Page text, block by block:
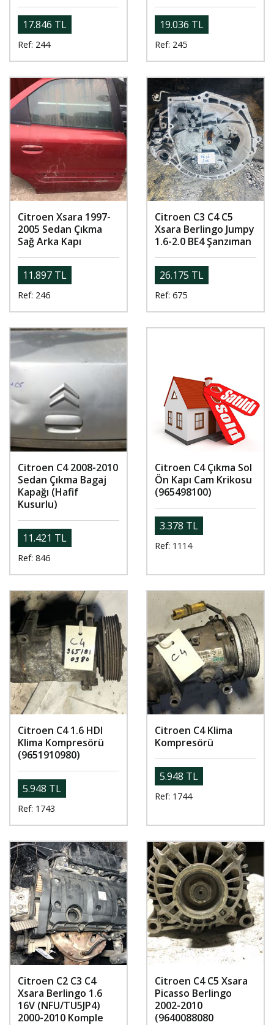
17.846 TL
Ref: 244
19.036 TL
Ref: 245
Citroen Xsara 1997-
2005 Sedan Çıkma
Sağ Arka Kapı
11.897 TL
Ref: 246
Citroen C3 C4 C5
Xsara Berlingo Jumpy
1.6-2.0 BE4 Şanzıman
26.175 TL
Ref: 675
Citroen C4 2008-2010
Sedan Çıkma Bagaj
Kapağı (Hafif
Kusurlu)
11.421 TL
Ref: 846
Citroen C4 Çıkma Sol
Ön Kapı Cam Krikosu
(965498100)
3.378 TL
Ref: 1114
Citroen C4 1.6 HDI
Klima Kompresörü
(9651910980)
5.948 TL
Ref: 1743
Citroen C4 Klima
Kompresörü
5.948 TL
Ref: 1744
Citroen C2 C3 C4
Xsara Berlingo 1.6
16V (NFU/TU5JP4)
2000-2010 Komple
Citroen C4 C5 Xsara
Picasso Berlingo
2002-2010
(9640088080